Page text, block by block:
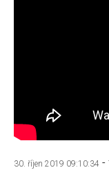
TWITTER
INSTAGRAM
30. říjen 2019 09:10:34 -